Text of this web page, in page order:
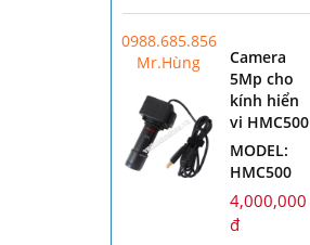
0988.685.856
Mr.Hùng
Camera
5Mp cho
kính hiển
vi HMC500
MODEL:
HMC500
4,000,000
đ